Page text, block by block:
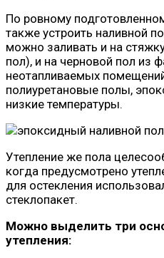
По ровному
также устроить наливной
можно заливать и на
пол), и на черновой пол из
неотапливаемых
полиуретановые полы,
низкие температуры.
Утепление же пола
когда предусмотрено
для остекления
стеклопакет.
Можно выделить три
утепления: